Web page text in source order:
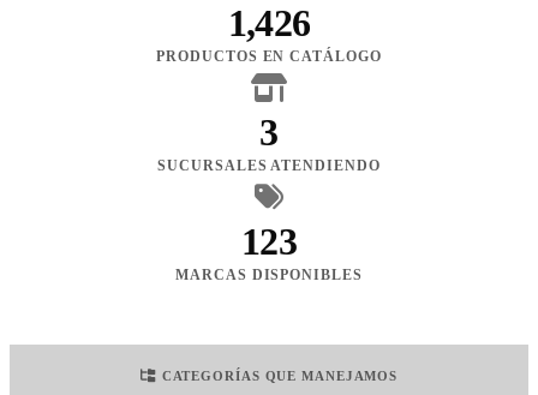
1,426
PRODUCTOS EN CATÁLOGO
3
SUCURSALES ATENDIENDO
123
MARCAS DISPONIBLES
CATEGORÍAS QUE MANEJAMOS